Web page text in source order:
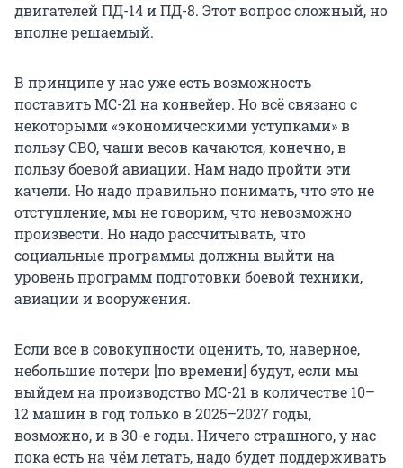
двигателей ПД-14 и ПД-8. Этот вопрос сложный, но
вполне решаемый.
В принципе у нас уже есть возможность
поставить МС-21 на конвейер. Но всё связано с
некоторыми «экономическими уступками» в
пользу СВО, чаши весов качаются, конечно, в
пользу боевой авиации. Нам надо пройти эти
качели. Но надо правильно понимать, что это не
отступление, мы не говорим, что невозможно
произвести. Но надо рассчитывать, что
социальные программы должны выйти на
уровень программ подготовки боевой техники,
авиации и вооружения.
Если все в совокупности оценить, то, наверное,
небольшие потери [по времени] будут, если мы
выйдем на производство МС-21 в количестве 10–
12 машин в год только в 2025–2027 годы,
возможно, и в 30-е годы. Ничего страшного, у нас
пока есть на чём летать, надо будет поддерживать